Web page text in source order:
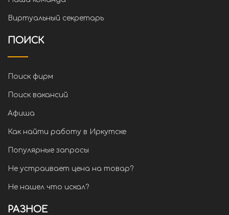
Виртуальный секретарь
ПОИСК
Поиск фирм
Поиск вакансий
Афиша
Как найти работу в Иркутске
Популярные запросы
Не устраивает цена на товар?
Не нашел что искал?
РАЗНОЕ